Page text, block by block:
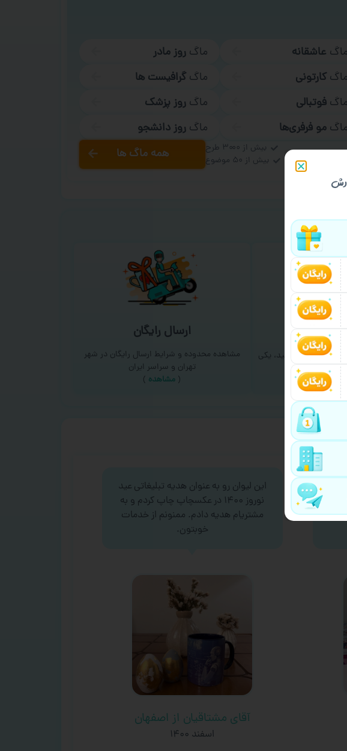
ماگروز مادر
ماگگرافیست ها
ماگروز پزشک
ماگروز دانشجو
ماگ عاشقانه
ماگکارتونی
ماگفوتبالی
ماگمو فرفری‌ها
همه ماگ ها
بیش از ۳۰۰۰ طرح
بیش از ۵۰ موضوع
ارسال
شد نگران نباشید، یکی
میکنیم
گارانتی)
ارسال رایگان
مشاهده محدوده و شرایط ارسال رایگان در شهر
تهران و سراسر ایران
( مشاهده )
این لیوان رو به عنوان هدیه تبلیغاتی عید
نوروز ۱۴۰۰ در عکسچاپ چاپ کردم و به
مشتریام هدیه دادم. ممنونم از خدمات
خوبتون.
آقای مشتاقیان از اصفهان
اسفند ۱۴۰۰